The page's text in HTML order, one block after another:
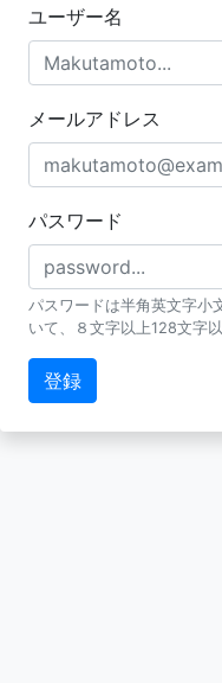
ユーザー名
メールアドレス
パスワード
パスワードは半角英文字小
いて、８文字以上128文字
登録